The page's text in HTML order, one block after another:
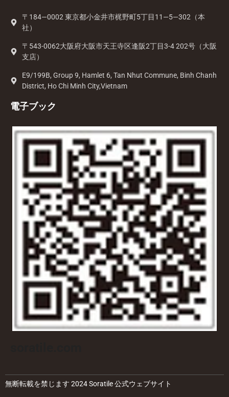
〒184—0002 東京都小金井市梶野町5丁目11—5—302（本
社）
〒543-0062大阪府大阪市天王寺区逢阪2丁目3-4 202号（大阪
支店）
E9/199B, Group 9, Hamlet 6, Tan Nhut Commune, Binh Chanh
District, Ho Chi Minh City,Vietnam
電子ブック
無断転載を禁じます 2024 Soratile 公式ウェブサイト